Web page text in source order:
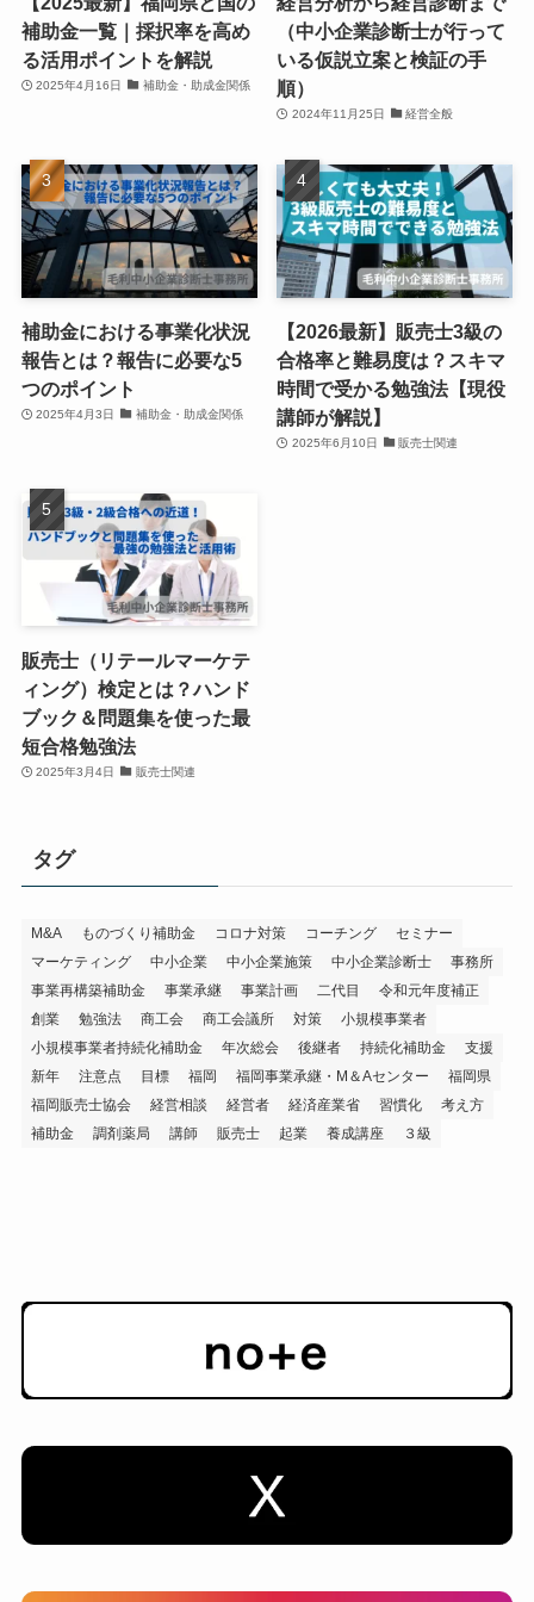
補助金一覧｜採択率を高め
る活用ポイントを解説
2025年4月16日 補助金・助成金関係
（中小企業診断士が行って
いる仮説立案と検証の手
順）
2024年11月25日 経営全般
補助金における事業化状況
報告とは？報告に必要な5
つのポイント
2025年4月3日 補助金・助成金関係
【2026最新】販売士3級の
合格率と難易度は？スキマ
時間で受かる勉強法【現役
講師が解説】
2025年6月10日 販売士関連
販売士（リテールマーケテ
ィング）検定とは？ハンド
ブック＆問題集を使った最
短合格勉強法
2025年3月4日 販売士関連
タグ
M&A ものづくり補助金 コロナ対策 コーチング
セミナー
マーケティング
中小企業 中小企業施策 中小企業診断士
事務所
事業再構築補助金
事業承継 事業計画 二代目
令和元年度補正
創業
勉強法 商工会 商工会議所 対策
小規模事業者
小規模事業者持続化補助金
年次総会 後継者 持続化補助金
支援
新年
注意点 目標 福岡 福岡事業承継・M＆Aセンター
福岡県
福岡販売士協会
経営相談 経営者 経済産業省 習慣化
考え方
補助金
調剤薬局 講師 販売士 起業 養成講座 ３級